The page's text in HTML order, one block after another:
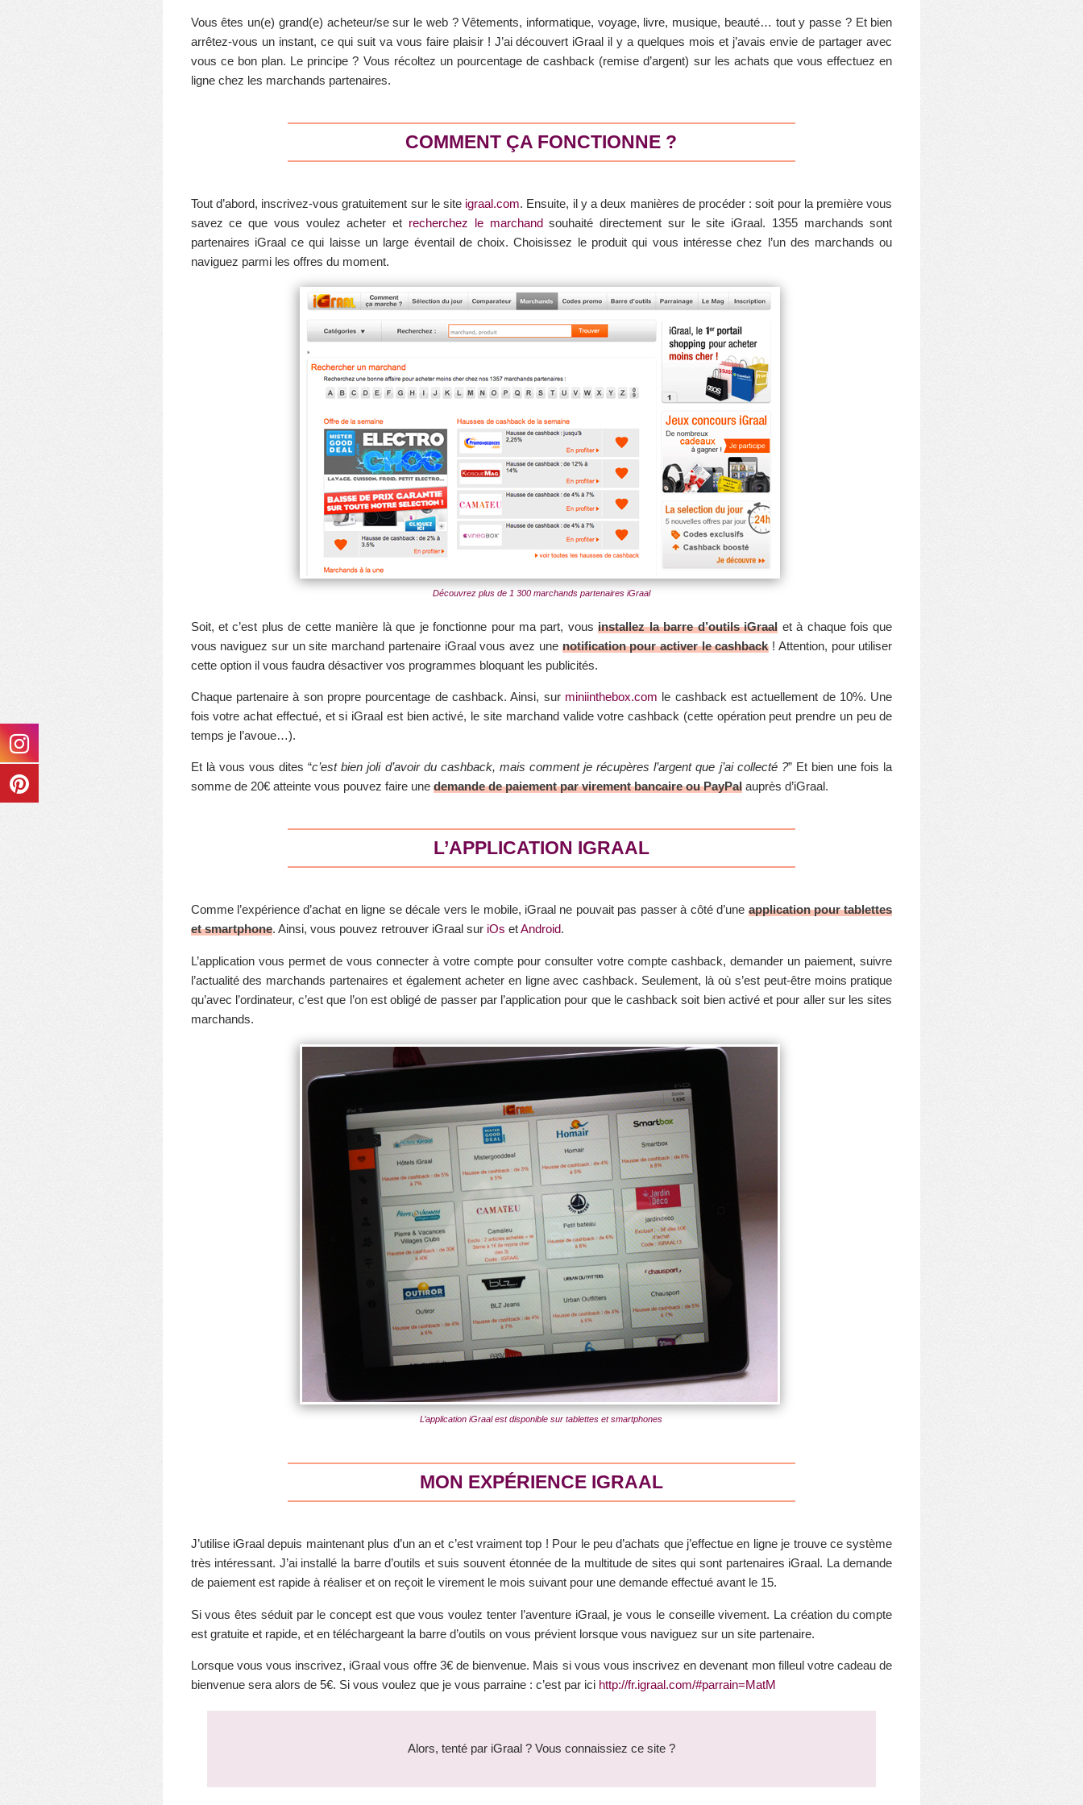
Vous êtes un(e) grand(e) acheteur/se sur le web ? Vêtements, informatique, voyage, livre, musique, beauté… tout y passe ? Et bien
arrêtez-vous un instant, ce qui suit va vous faire plaisir ! J’ai découvert iGraal il y a quelques mois et j’avais envie de partager avec
vous ce bon plan. Le principe ? Vous récoltez un pourcentage de cashback (remise d’argent) sur les achats que vous effectuez en
ligne chez les marchands partenaires.
COMMENT ÇA FONCTIONNE ?
Tout d’abord, inscrivez-vous gratuitement sur le site igraal.com. Ensuite, il y a deux manières de procéder : soit pour la première vous
savez ce que vous voulez acheter et recherchez le marchandsouhaité directement sur le site iGraal. 1355 marchands sont
partenaires iGraal ce qui laisse un large éventail de choix. Choisissez le produit qui vous intéresse chez l’un des marchands ou
naviguez parmi les offres du moment.
Découvrez plus de 1 300 marchands partenaires iGraal
Soit, et c’est plus de cette manière là que je fonctionne pour ma part, vousinstallez la barre d’outils iGraal et à chaque fois que
vous naviguez sur un site marchand partenaire iGraal vous avez une notification pour activer le cashback! Attention, pour utiliser
cette option il vous faudra désactiver vos programmes bloquant les publicités.
Chaque partenaire à son propre pourcentage de cashback. Ainsi, sur miniinthebox.com le cashback est actuellement de 10%. Une
fois votre achat effectué, et si iGraal est bien activé, le site marchand valide votre cashback (cette opération peut prendre un peu de
temps je l’avoue…).
Et là vous vous dites “c’est bien joli d’avoir du cashback, mais comment je récupères l’argent que j’ai collecté ?” Et bien une fois la
somme de 20€ atteinte vous pouvez faire une demande de paiement par virement bancaire ou PayPalauprès d’iGraal.
L’APPLICATION IGRAAL
Comme l’expérience d’achat en ligne se décale vers le mobile, iGraal ne pouvait pas passer à côté d’une application pour tablettes
et smartphone. Ainsi, vous pouvez retrouver iGraal sur iOs etAndroid.
L’application vous permet de vous connecter à votre compte pour consulter votre compte cashback, demander un paiement, suivre
l’actualité des marchands partenaires et également acheter en ligne avec cashback. Seulement, là où s’est peut-être moins pratique
qu’avec l’ordinateur, c’est que l’on est obligé de passer par l’application pour que le cashback soit bien activé et pour aller sur les sites
marchands.
L’application iGraal est disponible sur tablettes et smartphones
MON EXPÉRIENCE IGRAAL
J’utilise iGraal depuis maintenant plus d’un an et c’est vraiment top ! Pour le peu d’achats que j’effectue en ligne je trouve ce système
très intéressant. J’ai installé la barre d’outils et suis souvent étonnée de la multitude de sites qui sont partenaires iGraal. La demande
de paiement est rapide à réaliser et on reçoit le virement le mois suivant pour une demande effectué avant le 15.
Si vous êtes séduit par le concept est que vous voulez tenter l’aventure iGraal, je vous le conseille vivement. La création du compte
est gratuite et rapide, et en téléchargeant la barre d’outils on vous prévient lorsque vous naviguez sur un site partenaire.
Lorsque vous vous inscrivez, iGraal vous offre 3€ de bienvenue. Mais si vous vous inscrivez en devenant mon filleul votre cadeau de
bienvenue sera alors de 5€. Si vous voulez que je vous parraine : c’est par ici http://fr.igraal.com/#parrain=MatM
Alors, tenté par iGraal ? Vous connaissiez ce site ?